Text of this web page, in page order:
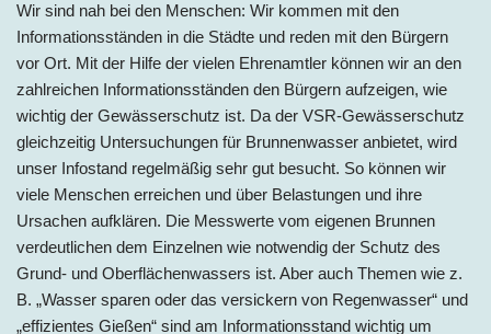
Wir sind nah bei den Menschen: Wir kommen mit den
Informationsständen in die Städte und reden mit den Bürgern
vor Ort. Mit der Hilfe der vielen Ehrenamtler können wir an den
zahlreichen Informationsständen den Bürgern aufzeigen, wie
wichtig der Gewässerschutz ist. Da der VSR-Gewässerschutz
gleichzeitig Untersuchungen für Brunnenwasser anbietet, wird
unser Infostand regelmäßig sehr gut besucht. So können wir
viele Menschen erreichen und über Belastungen und ihre
Ursachen aufklären. Die Messwerte vom eigenen Brunnen
verdeutlichen dem Einzelnen wie notwendig der Schutz des
Grund- und Oberflächenwassers ist. Aber auch Themen wie z.
B. „Wasser sparen oder das versickern von Regenwasser“ und
„effizientes Gießen“ sind am Informationsstand wichtig um